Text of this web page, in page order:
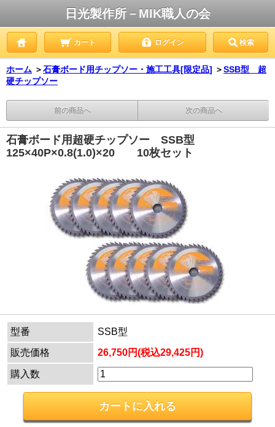
日光製作所－MIK職人の会
カート ログイン 検索
ホーム ＞石膏ボード用チップソー・施工工具[限定品] ＞SSB型 超
硬チップソー
前の商品へ 次の商品へ
石膏ボード用超硬チップソー SSB型
125×40P×0.8(1.0)×20 10枚セット
型番
SSB型
販売価格
26,750円(税込29,425円)
購入数